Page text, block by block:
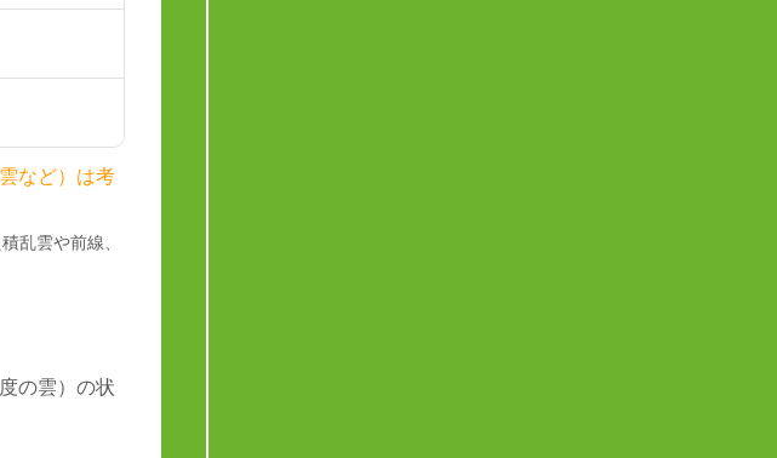
など）は考
乱雲や前線、
の雲）の状